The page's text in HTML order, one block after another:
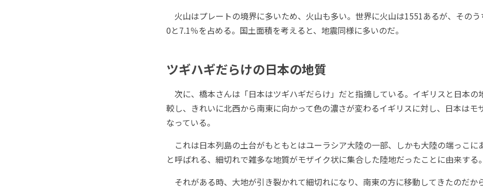
火山はプレートの境界に多いため、火山も多い。世界に火山は1551あるが、そのう
0と7.1％を占める。国土面積を考えると、地震同様に多いのだ。
ツギハギだらけの日本の地質
次に、橋本さんは「日本はツギハギだらけ」だと指摘している。イギリスと日本の
較し、きれいに北西から南東に向かって色の濃さが変わるイギリスに対し、日本はモ
なっている。
これは日本列島の土台がもともとはユーラシア大陸の一部、しかも大陸の端っこに
と呼ばれる、細切れで雑多な地質がモザイク状に集合した陸地だったことに由来する。
それがある時、大地が引き裂かれて細切れになり、南東の方に移動してきたのだか